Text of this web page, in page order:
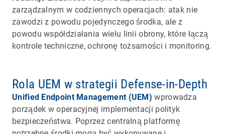
zarządzalnym w codziennych operacjach: atak nie
zawodzi z powodu pojedynczego środka, ale z
powodu współdziałania wielu linii obrony, które łączą
kontrole techniczne, ochronę tożsamości i monitoring.
Rola UEM w strategii Defense-in-Depth
Unified Endpoint Management (UEM) wprowadza
porządek w operacyjnej implementacji polityk
bezpieczeństwa. Poprzez centralną platformę